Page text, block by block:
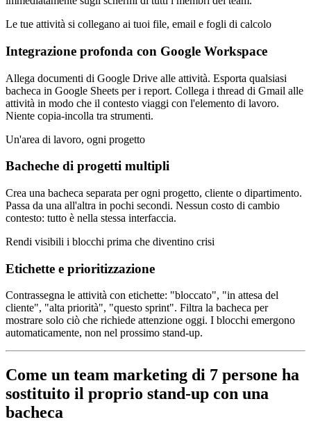
Le tue attività si collegano ai tuoi file, email e fogli di calcolo
Integrazione profonda con Google Workspace
Allega documenti di Google Drive alle attività. Esporta qualsiasi
bacheca in Google Sheets per i report. Collega i thread di Gmail alle
attività in modo che il contesto viaggi con l'elemento di lavoro.
Niente copia-incolla tra strumenti.
Un'area di lavoro, ogni progetto
Bacheche di progetti multipli
Crea una bacheca separata per ogni progetto, cliente o dipartimento.
Passa da una all'altra in pochi secondi. Nessun costo di cambio
contesto: tutto è nella stessa interfaccia.
Rendi visibili i blocchi prima che diventino crisi
Etichette e prioritizzazione
Contrassegna le attività con etichette: "bloccato", "in attesa del
cliente", "alta priorità", "questo sprint". Filtra la bacheca per
mostrare solo ciò che richiede attenzione oggi. I blocchi emergono
automaticamente, non nel prossimo stand-up.
Come un team marketing di 7 persone ha
sostituito il proprio stand-up con una
bacheca